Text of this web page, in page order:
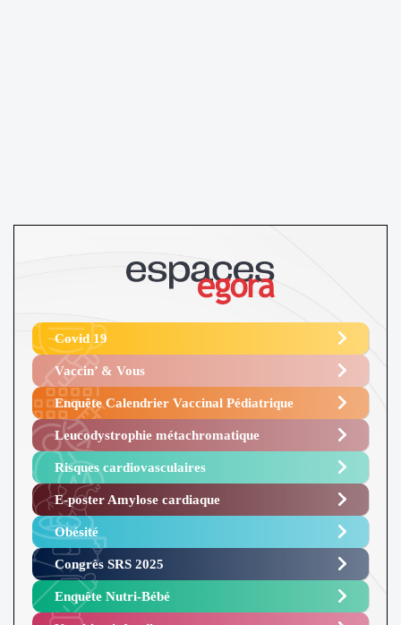
Covid 19
Vaccin’ & Vous
Enquête Calendrier Vaccinal Pédiatrique
Leucodystrophie métachromatique
Risques cardiovasculaires
E-poster Amylose cardiaque ​
Obésité ​
Congrès SRS 2025 ​
Enquête Nutri-Bébé ​